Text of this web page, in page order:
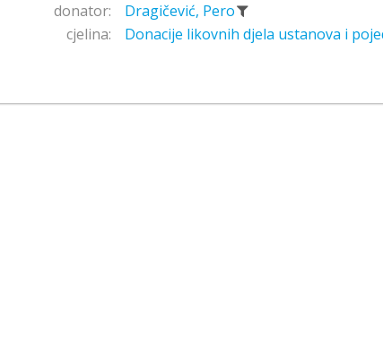
donator:
Dragičević, Pero
cjelina:
Donacije likovnih djela ustanova i